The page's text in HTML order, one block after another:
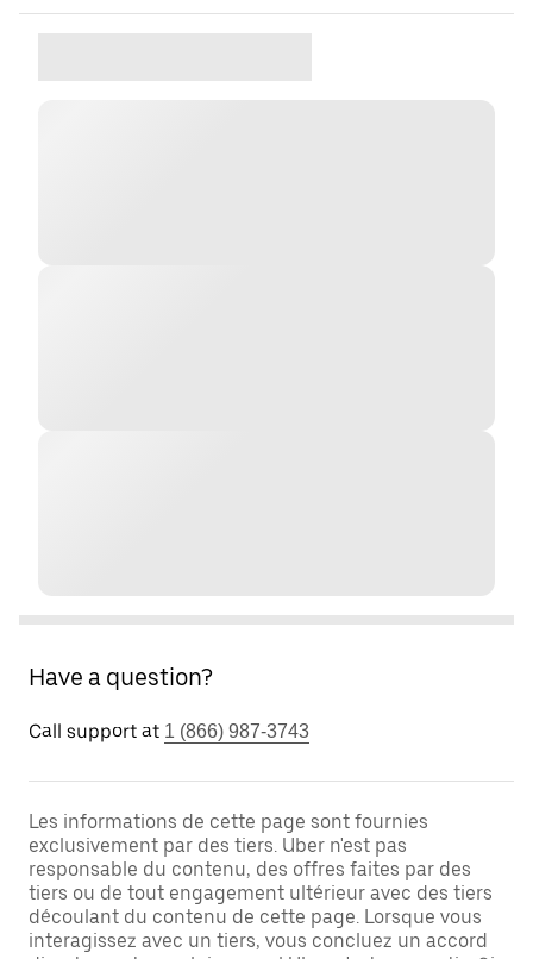
Have a question?
Call support at 1 (866) 987-3743
Les informations de cette page sont fournies
exclusivement par des tiers. Uber n'est pas
responsable du contenu, des offres faites par des
tiers ou de tout engagement ultérieur avec des tiers
découlant du contenu de cette page. Lorsque vous
interagissez avec un tiers, vous concluez un accord